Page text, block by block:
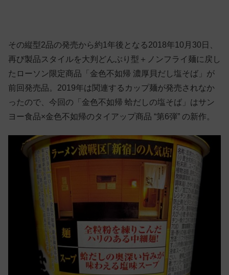
その縦型2品の発売から約1年後となる2018年10月30日、
再び製品スタイルを大判どんぶり型＋ノンフライ麺に戻し
たローソン限定商品「金色不如帰 濃厚貝だし塩そば」が
前回発売品。2019年は関連するカップ麺が発売されなか
ったので、今回の「金色不如帰 蛤だしの塩そば」はサン
ヨー食品×金色不如帰のタイアップ商品 “第6弾” の新作。